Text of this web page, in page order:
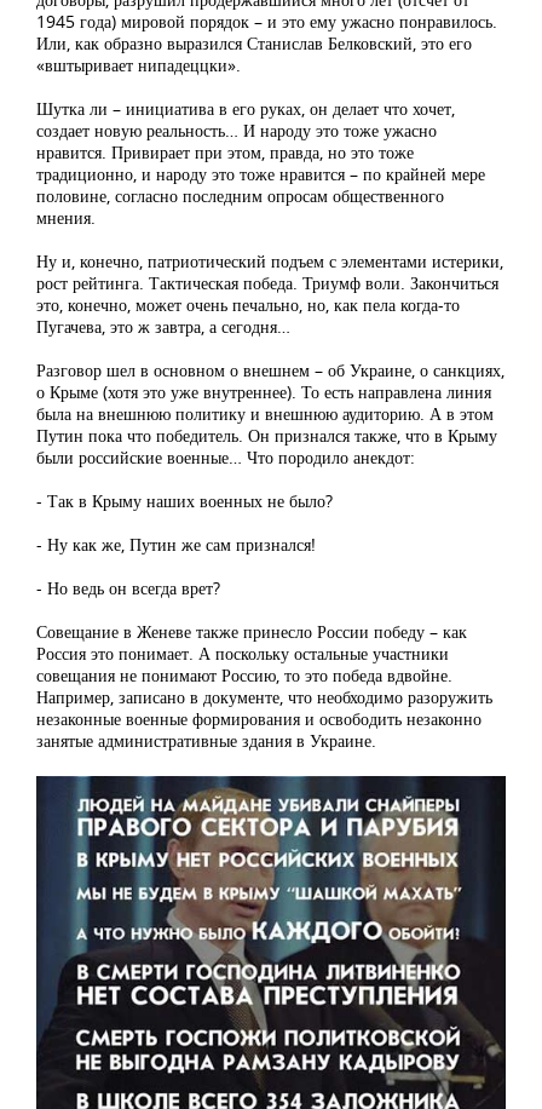
1945 года) мировой порядок – и это ему ужасно понравилось.
Или, как образно выразился Станислав Белковский, это его
«вштыривает нипадеццки».
Шутка ли – инициатива в его руках, он делает что хочет,
создает новую реальность… И народу это тоже ужасно
нравится. Привирает при этом, правда, но это тоже
традиционно, и народу это тоже нравится – по крайней мере
половине, согласно последним опросам общественного
мнения.
Ну и, конечно, патриотический подъем с элементами истерики,
рост рейтинга. Тактическая победа. Триумф воли. Закончиться
это, конечно, может очень печально, но, как пела когда-то
Пугачева, это ж завтра, а сегодня…
Разговор шел в основном о внешнем – об Украине, о санкциях,
о Крыме (хотя это уже внутреннее). То есть направлена линия
была на внешнюю политику и внешнюю аудиторию. А в этом
Путин пока что победитель. Он признался также, что в Крыму
были российские военные… Что породило анекдот:
- Так в Крыму наших военных не было?
- Ну как же, Путин же сам признался!
- Но ведь он всегда врет?
Совещание в Женеве также принесло России победу – как
Россия это понимает. А поскольку остальные участники
совещания не понимают Россию, то это победа вдвойне.
Например, записано в документе, что необходимо разоружить
незаконные военные формирования и освободить незаконно
занятые административные здания в Украине.